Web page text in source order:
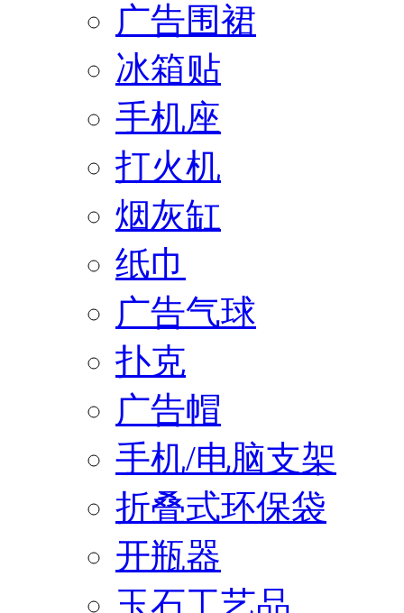
广告围裙
冰箱贴
手机座
打火机
烟灰缸
纸巾
广告气球
扑克
广告帽
手机/电脑支架
折叠式环保袋
开瓶器
玉石工艺品